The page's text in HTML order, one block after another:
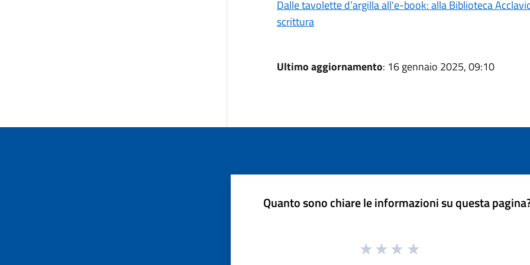
Dalle tavolette d’argilla all'e-book: alla Biblioteca
scrittura
Ultimo aggiornamento: 16 gennaio 2025, 09:10
Quanto sono chiare le informazioni su questa